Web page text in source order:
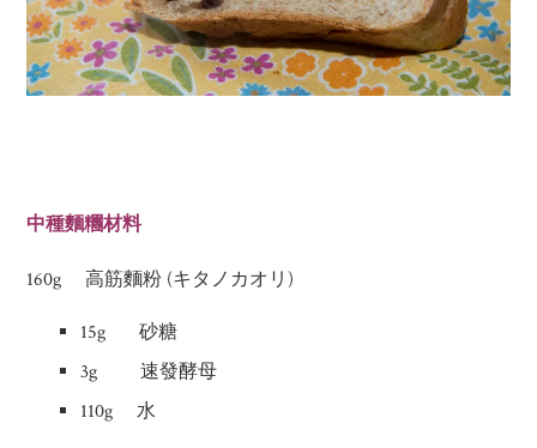
中種麵糰材料
160g 高筋麵粉 (キタノカオリ)
15g 砂糖
3g 速發酵母
110g 水